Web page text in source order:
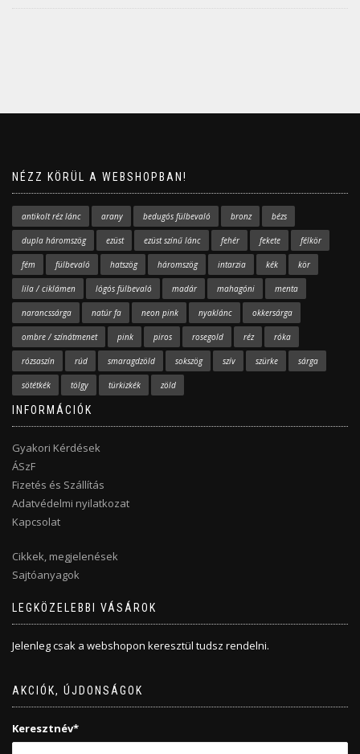
NÉZZ KÖRÜL A WEBSHOPBAN!
antikolt réz lánc arany bedugós fülbevaló bronz bézs
dupla háromszög ezüst ezüst színű lánc fehér fekete félkör
fém fülbevaló hatszög háromszög intarzia kék kör
lila / ciklámen lógós fülbevaló madár mahagóni menta
narancssárga natúr fa neon pink nyaklánc okkersárga
ombre / színátmenet pink piros rosegold réz róka
rózsaszín rúd smaragdzöld sokszög szív szürke sárga
sötétkék tölgy türkizkék zöld
INFORMÁCIÓK
Gyakori Kérdések
ÁSzF
Fizetés és Szállítás
Adatvédelmi nyilatkozat
Kapcsolat
Cikkek, megjelenések
Sajtóanyagok
LEGKÖZELEBBI VÁSÁROK
Jelenleg csak a webshopon keresztül tudsz rendelni.
AKCIÓK, ÚJDONSÁGOK
Keresztnév*